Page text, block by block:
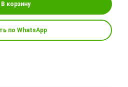
В корзину
по WhatsApp